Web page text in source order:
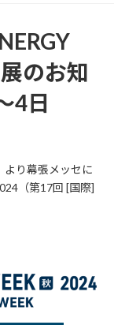
のお知
4日
り幕張メッセに
（第17回 [国際]